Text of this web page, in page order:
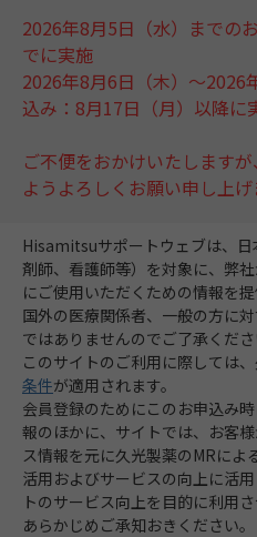
2026年8月5日（水）までの
でに実施
2026年8月6日（木）～2026
込み：8月17日（月）以降に
ご不便をおかけいたします
ようよろしくお願い申し上げ
Hisamitsuサポートウェブは、
剤師、看護師等）を対象に、弊
にご使用いただくための情報を提
国外の医療関係者、一般の方に
ではありませんのでご了承くださ
このサイトのご利用に際しては
条件が適用されます。
会員登録のためにこのお申込み
報のほかに、サイトでは、お客
ス情報を元に久光製薬のMRによ
活用およびサービスの向上に活
トのサービス向上を目的に利用
あらかじめご承知おきください。